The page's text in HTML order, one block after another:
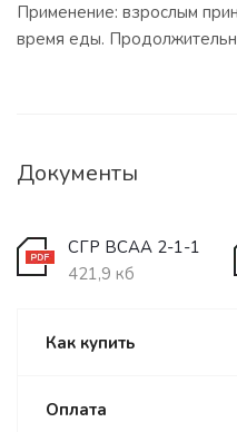
Применение: взрослым
время еды.
Документы
СГР BCAA 2-1-1
421,9 кб
Как купить
Оплата